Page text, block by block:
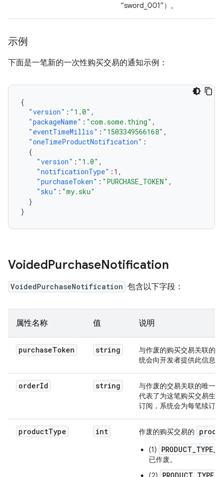
“sword_001”）。
示例
下面是一笔新的一次性购买交易的通知示例：
{
"version" : "1.0" ,
"packageName" : "com.some.thing" ,
"eventTimeMillis" : "1503349566168" ,
"oneTimeProductNotification" :
{
"version" : "1.0" ,
"notificationType" : 1 ,
"purchaseToken" : "PURCHASE_TOKEN" ,
"sku" : "my.sku"
}
}
VoidedPurchaseNotification
VoidedPurchaseNotification 包含以下字段：
属性名称 值 说明
purchaseToken string
与作废的购买交易关联的
统会向开发者提供此信息。
orderId string
与作废的交易关联的唯一
代表了为这笔购买交易生
订阅，系统会为每笔续订
productType int 作废的购买交易的
(1)
已作废。